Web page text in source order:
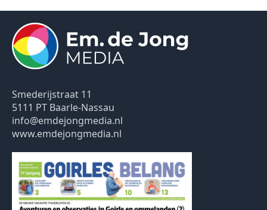
Smederijstraat 11
5111 PT Baarle-Nassau
info@emdejongmedia.nl
www.emdejongmedia.nl